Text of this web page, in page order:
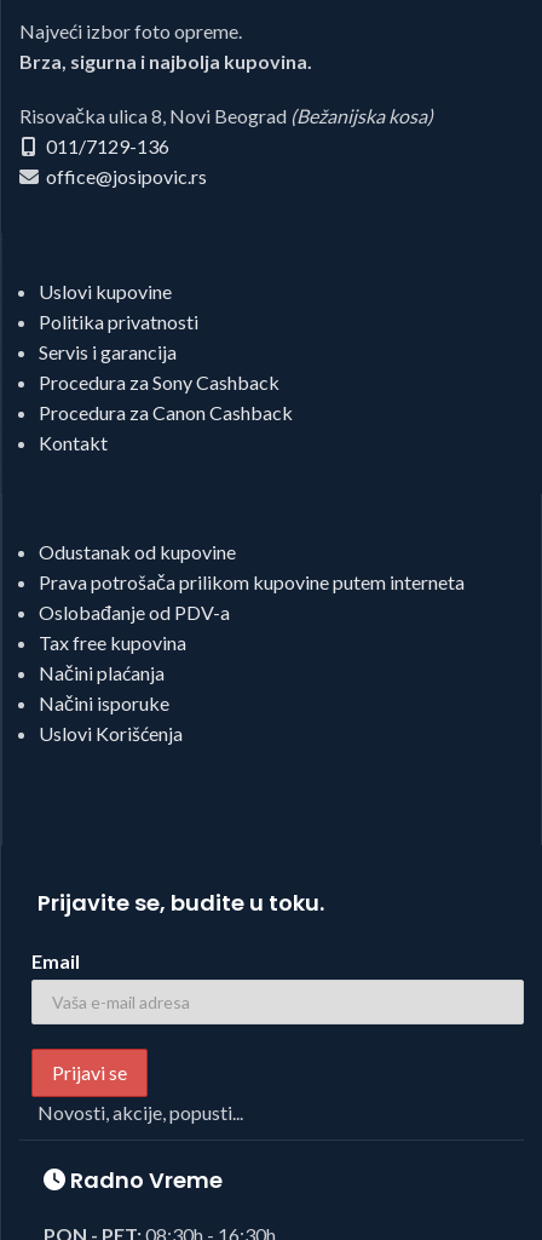
Najveći izbor foto opreme.
Brza, sigurna i najbolja kupovina.
Risovačka ulica 8, Novi Beograd (Bežanijska kosa)
011/7129-136
office@josipovic.rs
Uslovi kupovine
Politika privatnosti
Servis i garancija
Procedura za Sony Cashback
Procedura za Canon Cashback
Kontakt
Odustanak od kupovine
Prava potrošača prilikom kupovine putem interneta
Oslobađanje od PDV-a
Tax free kupovina
Načini plaćanja
Načini isporuke
Uslovi Korišćenja
Prijavite se, budite u toku.
Email
Novosti, akcije, popusti...
Radno Vreme
PON - PET:08:30h - 16:30h